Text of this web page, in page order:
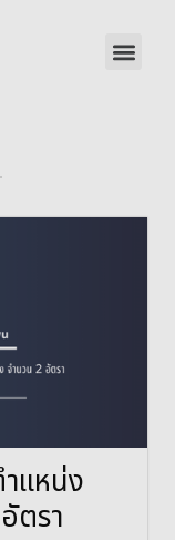
แหน่ง
ตรา